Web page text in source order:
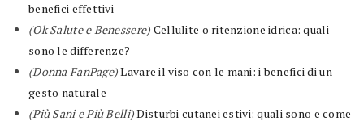
benefici effettivi
(Ok Salute e Benessere) Cellulite o ritenzione idrica: quali
sono le differenze?
(Donna FanPage)Lavare il viso con le mani: i benefici di un
gesto naturale
(Più Sani e Più Belli)Disturbi cutanei estivi: quali sono e come